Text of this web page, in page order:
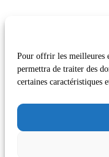
Pour offrir les meilleures
permettra de traiter des
certaines caractéristiques